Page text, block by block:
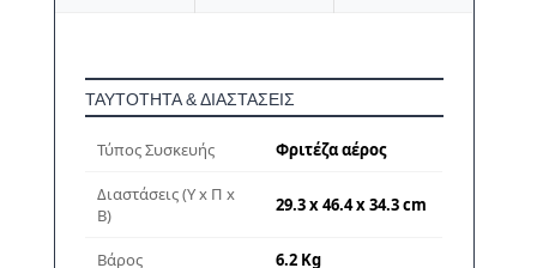
ΤΑΥΤΌΤΗΤΑ & ΔΙΑΣΤΆΣΕΙΣ
Τύπος Συσκευής Φριτέζα αέρος
Διαστάσεις (Υ x Π x
Β)
29.3 x 46.4 x 34.3 cm
Βάρος 6.2 Kg